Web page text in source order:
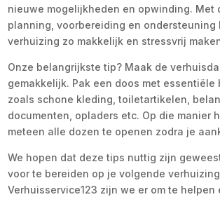
nieuwe mogelijkheden en opwinding. Met
planning, voorbereiding en ondersteuning
verhuizing zo makkelijk en stressvrij
Onze belangrijkste tip? Maak de
gemakkelijk. Pak een doos met essentiële
zoals schone kleding, toiletartikelen,
documenten, opladers etc. Op die manier
meteen alle dozen te openen zodra je
We hopen dat deze tips nuttig zijn
voor te bereiden op je volgende
Verhuisservice123 zijn we er om te helpen